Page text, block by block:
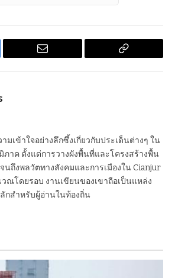
Email
Copy
ามเข้าใจอย่างลึกซึ้งเกี่ยวกับประเด็นต่างๆ ใน
ภาค ตั้งแต่การวางผังพื้นที่และโครงสร้างพื้น
นถึงพลวัตทางสังคมและการเมืองใน Cianjur
วณโดยรอบ งานเขียนของเขาถือเป็นแหล่ง
กสำหรับผู้อ่านในท้องถิ่น